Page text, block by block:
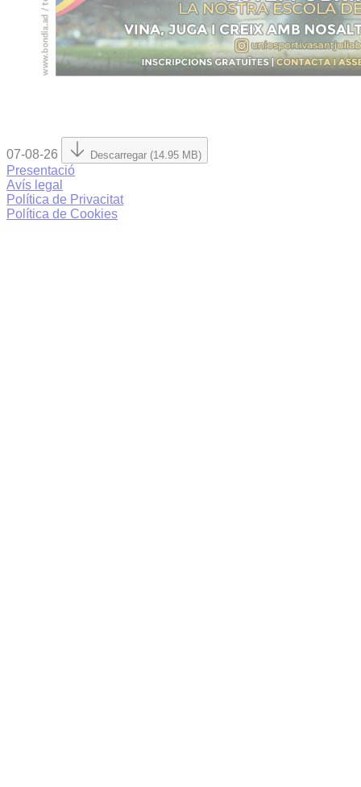
07-08-26 Descarregar (14.95 MB)
Presentació
Avís legal
Política de Privacitat
Política de Cookies